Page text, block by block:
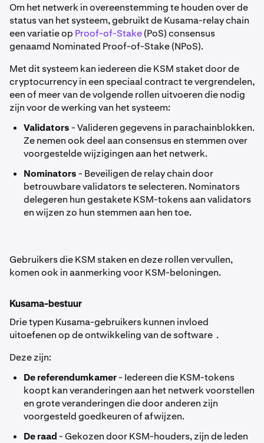
Om het netwerk in overeenstemming te houden over de
status van het systeem, gebruikt de Kusama-relay chain
een variatie op Proof-of-Stake(PoS) consensus
genaamd Nominated Proof-of-Stake (NPoS).
Met dit systeem kan iedereen die KSM staket door de
cryptocurrency in een speciaal contract te vergrendelen,
een of meer van de volgende rollen uitvoeren die nodig
zijn voor de werking van het systeem:
Validators- Valideren gegevens in parachainblokken.
Ze nemen ook deel aan consensus en stemmen over
voorgestelde wijzigingen aan het netwerk.
Nominators- Beveiligen de relay chain door
betrouwbare validators te selecteren. Nominators
delegeren hun gestakete KSM-tokens aan validators
en wijzen zo hun stemmen aan hen toe.
Gebruikers die KSM staken en deze rollen vervullen,
komen ook in aanmerking voor KSM-beloningen.
Kusama-bestuur
Drie typen Kusama-gebruikers kunnen invloed
uitoefenen op de ontwikkeling van de software .
Deze zijn:
De referendumkamer- Iedereen die KSM-tokens
koopt kan veranderingen aan het netwerk voorstellen
en grote veranderingen die door anderen zijn
voorgesteld goedkeuren of afwijzen.
De raad- Gekozen door KSM-houders, zijn de leden